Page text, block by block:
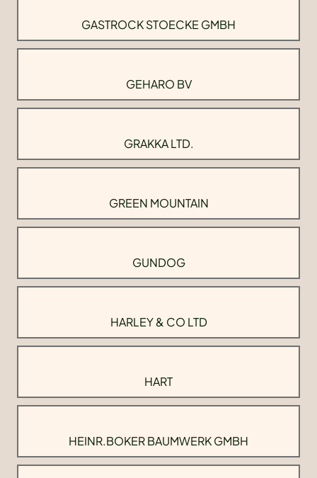
GASTROCK STOECKE GMBH
GEHARO BV
GRAKKA LTD.
GREEN MOUNTAIN
GUNDOG
HARLEY & CO LTD
HART
HEINR.BOKER BAUMWERK GMBH